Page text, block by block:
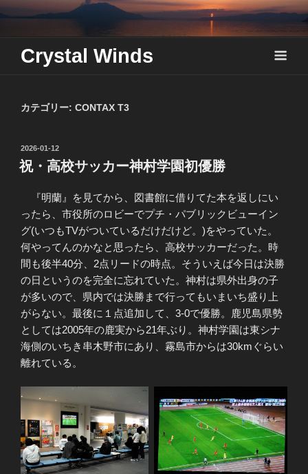
Skip
content
Crystal Winds
カテゴリー: CONTAX T3
投
稿
日:
2026-01-12
祝・高校サッカー神村学園初優勝
『明蘭』を見てから、図書館に借りてた本を返しにい
ったら、市役所のロビーでプチ・パブリックビューイン
グ(いつもTVがついているだけだけど。)をやっていた。
何やってんのかなと思ったら、高校サッカーだった。時
間も後半40分、2点リードの時点。そういえば今日は決勝
の日というのを完全に忘れていた。神村は県外出身の子
が多いので、県内では決勝まで行ってもいまいち盛り上
がらない。最後に１点追加して、3-0で優勝。鹿児島県勢
としては2005年の鹿実から21年ぶり。神村学園は東シナ
海側のいちき串木野市にあり、霧島市からは30kmぐらい
離れている。